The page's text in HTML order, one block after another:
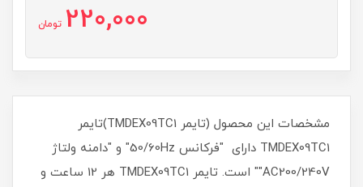
220,000 تومان
مشخصات این محصول (تایمر TMDEX09TC1)تایمر
TMDEX09TC1 دارای "فرکانس 50/60Hz" و "دامنه ولتاژ
AC200/240V"" است. تایمر TMDEX09TC1 هر 12 ساعت و